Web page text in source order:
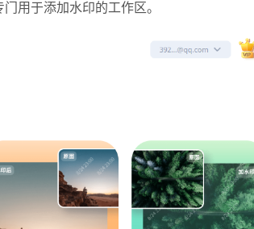
用于添加水印的工作区。